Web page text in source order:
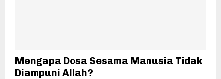
Mengapa Dosa Sesama Manusia Tidak
Diampuni Allah?